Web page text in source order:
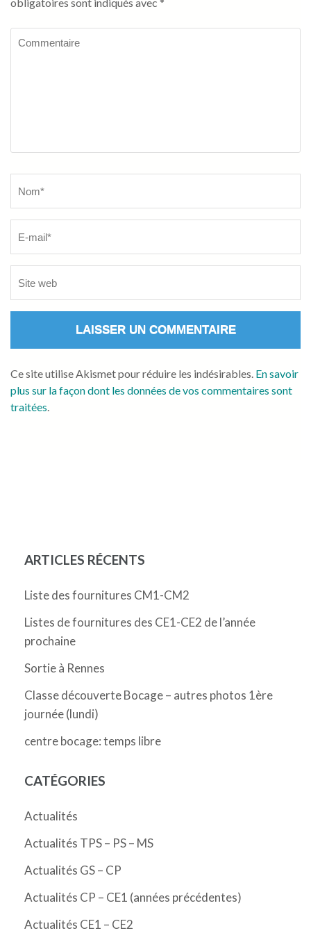
Ce site utilise Akismet pour réduire les indésirables. En savoir
plus sur la façon dont les données de vos commentaires sont
traitées.
ARTICLES RÉCENTS
Liste des fournitures CM1-CM2
Listes de fournitures des CE1-CE2 de l’année
prochaine
Sortie à Rennes
Classe découverte Bocage – autres photos 1ère
journée (lundi)
centre bocage: temps libre
CATÉGORIES
Actualités
Actualités TPS – PS – MS
Actualités GS – CP
Actualités CP – CE1 (années précédentes)
Actualités CE1 – CE2